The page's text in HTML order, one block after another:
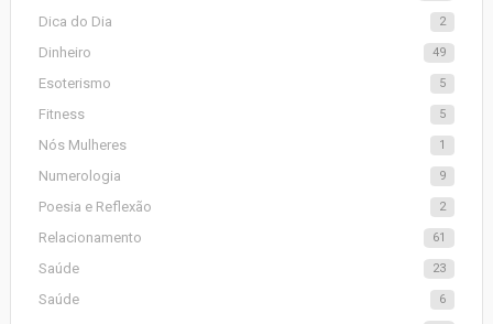
Dica do Dia 2
Dinheiro 49
Esoterismo 5
Fitness 5
Nós Mulheres 1
Numerologia 9
Poesia e Reflexão 2
Relacionamento 61
Saúde 23
Saúde 6